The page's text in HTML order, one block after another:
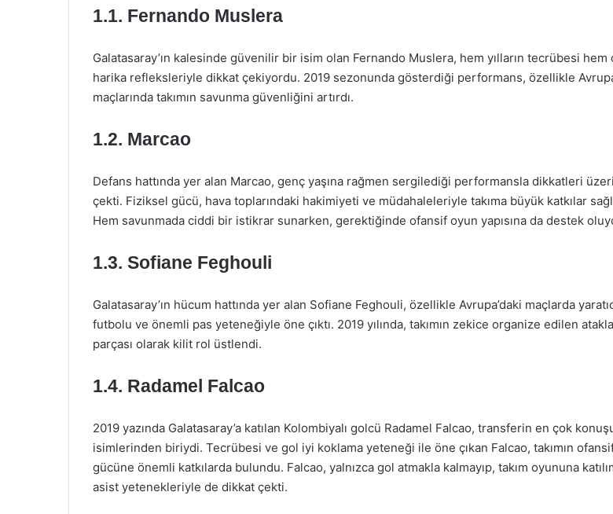
1.1. Fernando Muslera
Galatasaray’ın kalesinde güvenilir bir isim olan Fernando Muslera, hem yılların tecrübesi hem
harika refleksleriyle dikkat çekiyordu. 2019 sezonunda gösterdiği performans, özellikle
maçlarında takımın savunma güvenliğini artırdı.
1.2. Marcao
Defans hattında yer alan Marcao, genç yaşına rağmen sergilediği performansla dikkatleri
çekti. Fiziksel gücü, hava toplarındaki hakimiyeti ve müdahaleleriyle takıma büyük katkılar
Hem savunmada ciddi bir istikrar sunarken, gerektiğinde ofansif oyun yapısına da destek
1.3. Sofiane Feghouli
Galatasaray’ın hücum hattında yer alan Sofiane Feghouli, özellikle Avrupa’daki maçlarda
futbolu ve önemli pas yeteneğiyle öne çıktı. 2019 yılında, takımın zekice organize edilen
parçası olarak kilit rol üstlendi.
1.4. Radamel Falcao
2019 yazında Galatasaray’a katılan Kolombiyalı golcü Radamel Falcao, transferin en çok
isimlerinden biriydi. Tecrübesi ve gol iyi koklama yeteneği ile öne çıkan Falcao, takımın
gücüne önemli katkılarda bulundu. Falcao, yalnızca gol atmakla kalmayıp, takım oyununa
asist yetenekleriyle de dikkat çekti.